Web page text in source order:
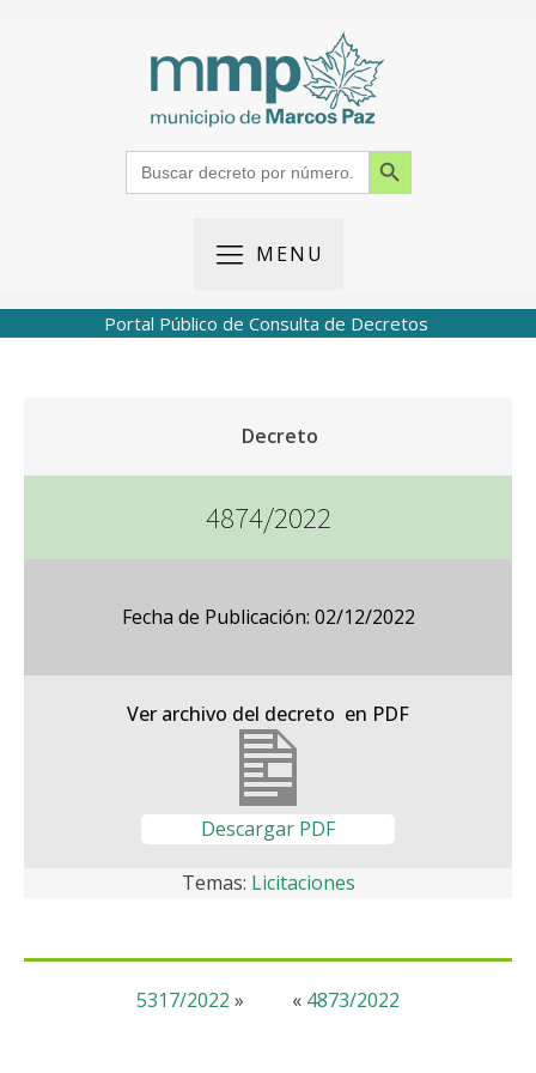
Search
for:
Search Button
MENU
Portal Público de Consulta de Decretos
Decreto
4874/2022
Fecha de Publicación: 02/12/2022
Ver archivo del decreto en PDF
Descargar PDF
Temas: Licitaciones
« 4873/2022
5317/2022 »